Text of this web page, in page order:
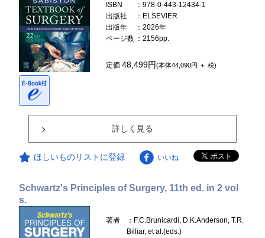
ISBN
：978-0-443-12434-1
出版社
：ELSEVIER
出版年
：2026年
ページ数 ：2156pp.
定価48,499円(本体44,090円 ＋ 税)
詳しく見る
ほしいものリストに登録 いいね
Schwartz's Principles of Surgery, 11th ed. in 2 vol
s.
著者
：F.C.Brunicardi, D.K.Anderson, T.R.
Billiar, et al.(eds.)